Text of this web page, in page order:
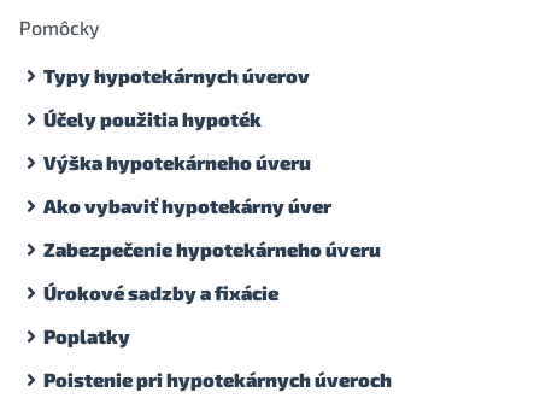
Pomôcky
Typy hypotekárnych úverov
Účely použitia hypoték
Výška hypotekárneho úveru
Ako vybaviť hypotekárny úver
Zabezpečenie hypotekárneho úveru
Úrokové sadzby a fixácie
Poplatky
Poistenie pri hypotekárnych úveroch